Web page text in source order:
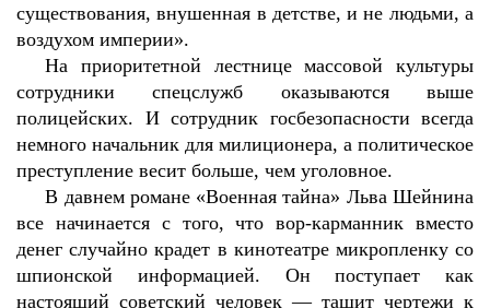
существования, внушенная в детстве, и не людьми, а
воздухом империи».
На приоритетной лестнице массовой культуры
сотрудники спецслужб оказываются выше
полицейских. И сотрудник госбезопасности всегда
немного начальник для милиционера, а политическое
преступление весит больше, чем уголовное.
В давнем романе «Военная тайна» Льва Шейнина
все начинается с того, что вор-карманник вместо
денег случайно крадет в кинотеатре микропленку со
шпионской информацией. Он поступает как
настоящий советский человек — тащит чертежи к